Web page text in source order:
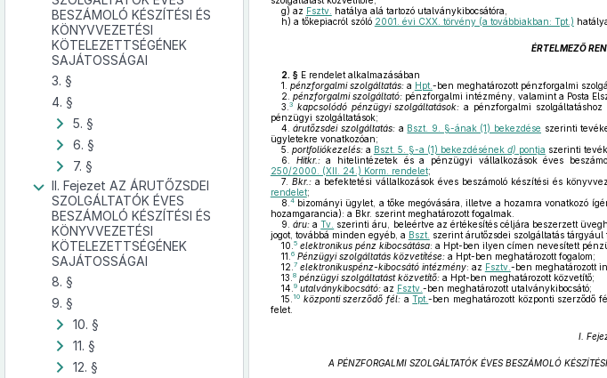
BESZÁMOLÓ KÉSZÍTÉSI ÉS
KÖNYVVEZETÉSI
KÖTELEZETTSÉGÉNEK
SAJÁTOSSÁGAI
3. §
4. §
5. §
6. §
7. §
II. Fejezet AZ ÁRUTŐZSDEI
SZOLGÁLTATÓK ÉVES
BESZÁMOLÓ KÉSZÍTÉSI ÉS
KÖNYVVEZETÉSI
KÖTELEZETTSÉGÉNEK
SAJÁTOSSÁGAI
8. §
9. §
10. §
11. §
12. §
g) az Fsztv. hatálya alá tartozó utalványkibocsátóra,
h) a tőkepiacról szóló 2001. évi CXX. törvény (a továbbiakban: Tpt.)
ÉRTELMEZŐ
2. §E rendelet alkalmazásában
1. pénzforgalmi szolgáltatás:a Hpt. -ben meghatározott pénzforgalmi
2. pénzforgalmi szolgáltató:pénzforgalmi intézmény, valamint a Posta
3. 3 kapcsolódó pénzügyi szolgáltatások: a pénzforgalmi szolgáltatáshoz
pénzügyi szolgáltatások;
4.
árutőzsdei szolgáltatás: a Bszt. 9. §-ának (1) bekezdése szerinti
ügyletekre vonatkozóan;
5. portfoliókezelés:a Bszt. 5. §-a (1) bekezdésének d) pontja szerinti
6.
Hitkr.:a hitelintézetek és a pénzügyi vállalkozások éves
250/2000. (XII. 24.) Korm. rendelet;
7. Bkr.:a befektetési vállalkozások éves beszámoló készítési és
rendelet;
8. 4bizományi ügylet, a tőke megóvására, illetve a hozamra vonatkozó
hozamgarancia): a Bkr. szerint meghatározott fogalmak.
9. áru:aTv. szerinti áru, beleértve az értékesítés céljára beszerzett
jogot, továbbá minden egyéb, a Bszt. szerint árutőzsdei szolgáltatás
10. 5 elektronikus pénz kibocsátása: a Hpt-ben ilyen címen nevesített
11. 6 Pénzügyi szolgáltatás közvetítése: a Hpt-ben meghatározott fogalom;
12. 7 elektronikuspénz-kibocsátó intézmény: az Fsztv. -ben meghatározott
13. 8 pénzügyi szolgáltatást közvetítő:a Hpt-ben meghatározott közvetítő;
14. 9 utalványkibocsátó:az Fsztv. -ben meghatározott utalványkibocsátó;
15. 10 központi szerződő fél:aTpt.-ben meghatározott központi szerződő
felet.
I.
A PÉNZFORGALMI SZOLGÁLTATÓK ÉVES BESZÁMOLÓ